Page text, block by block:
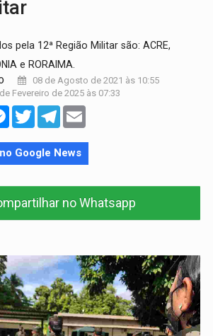
pela 12ª Região Militar são: ACRE,
e RORAIMA.
08 de Agosto de 2021 às 10:55
Fevereiro de 2025 às 07:33
Messenger
TwitterTelegram
Google News
no Whatsapp